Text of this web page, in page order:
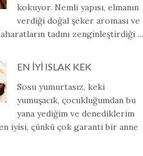
kokuyor. Nemli yapısı, elmanın
verdiği doğal şeker aroması ve
tadını zenginleştirdiği ...
EN İYİ ISLAK KEK
Sosu yumurtasız, keki
yumuşacık, çocukluğumdan bu
yana yediğim ve denediklerim
iyisi, çünkü çok garanti bir anne